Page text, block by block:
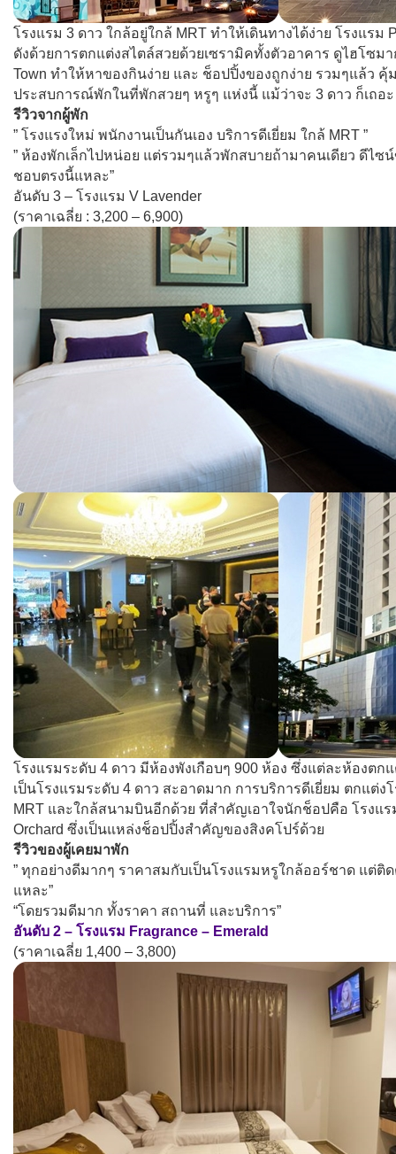
โรงแรม 3 ดาว ใกล้อยู่ใกล้ MRT ทำให้เดินทางได้ง่าย โรงแรม
ดังด้วยการตกแต่งสไตล์สวยด้วยเซรามิคทั้งตัวอาคาร ดูไฮโซม
Town ทำให้หาของกินง่าย และ ช็อปปิ้งของถูกง่าย รวมๆแล้ว
ประสบการณ์พักในที่พักสวยๆ หรูๆ แห่งนี้ แม้ว่าจะ 3 ดาว ก็เถอะ
รีวิวจากผู้พัก
” โรงแรงใหม่ พนักงานเป็นกันเอง บริการดีเยี่ยม ใกล้ MRT ”
” ห้องพักเล็กไปหน่อย แต่รวมๆแล้วพักสบายถ้ามาคนเดียว ดีไซ
ชอบตรงนี้แหละ”
อันดับ 3 – โรงแรม V Lavender
(ราคาเฉลี่ย : 3,200 – 6,900)
โรงแรมระดับ 4 ดาว มีห้องพังเกือบๆ 900 ห้อง ซึ่งแต่ละห้องตก
เป็นโรงแรมระดับ 4 ดาว สะอาดมาก การบริการดีเยี่ยม ตกแต่ง
MRT และใกล้สนามบินอีกด้วย ที่สำคัญเอาใจนักช็อปคือ โรงแ
Orchard ซึ่งเป็นแหล่งช็อปปิ้งสำคัญของสิงคโปร์ด้วย
รีวิวของผู้เคยมาพัก
” ทุกอย่างดีมากๆ ราคาสมกับเป็นโรงแรมหรูใกล้ออร์ชาด แต่ติ
แหละ”
“โดยรวมดีมาก ทั้งราคา สถานที่ และบริการ”
อันดับ 2 – โรงแรม Fragrance – Emerald
(ราคาเฉลี่ย 1,400 – 3,800)